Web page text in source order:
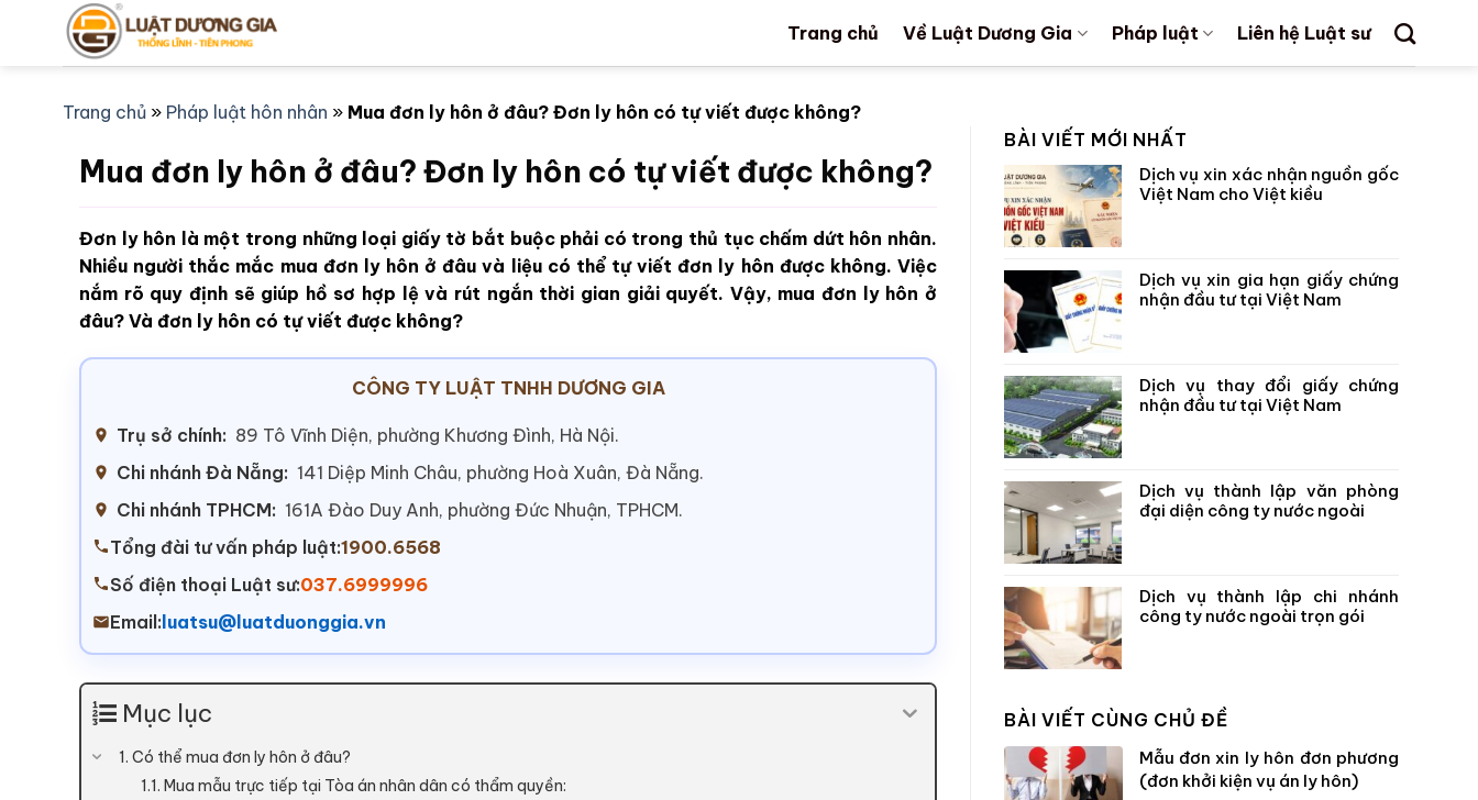
Trang chủ Về Luật Dương Gia Pháp luật Liên hệ Luật sư
Trang chủ » Pháp luật hôn nhân » Mua đơn ly hôn ở đâu? Đơn ly hôn có tự viết được không?
Mua đơn ly hôn ở đâu? Đơn ly hôn có tự viết được không?
Đơn ly hôn là một trong những loại giấy tờ bắt buộc phải có trong thủ tục chấm dứt hôn nhân.
Nhiều người thắc mắc mua đơn ly hôn ở đâu và liệu có thể tự viết đơn ly hôn được không. Việc
nắm rõ quy định sẽ giúp hồ sơ hợp lệ và rút ngắn thời gian giải quyết. Vậy, mua đơn ly hôn ở
đâu? Và đơn ly hôn có tự viết được không?
CÔNG TY LUẬT TNHH DƯƠNG GIA
Trụ sở chính: 89 Tô Vĩnh Diện, phường Khương Đình, Hà Nội.
Chi nhánh Đà Nẵng: 141 Diệp Minh Châu, phường Hoà Xuân, Đà Nẵng.
Chi nhánh TPHCM: 161A Đào Duy Anh, phường Đức Nhuận, TPHCM.
Tổng đài tư vấn pháp luật:1900.6568
Số điện thoại Luật sư:037.6999996
Email: luatsu@luatduonggia.vn
Mục lục
1. Có thể mua đơn ly hôn ở đâu?
1.1. Mua mẫu trực tiếp tại Tòa án nhân dân có thẩm quyền:
BÀI VIẾT MỚI NHẤT
Dịch vụ xin xác nhận nguồn gốc
Việt Nam cho Việt kiều
Dịch vụ xin gia hạn giấy chứng
nhận đầu tư tại Việt Nam
Dịch vụ thay đổi giấy chứng
nhận đầu tư tại Việt Nam
Dịch vụ thành lập văn phòng
đại diện công ty nước ngoài
Dịch vụ thành lập chi nhánh
công ty nước ngoài trọn gói
BÀI VIẾT CÙNG CHỦ ĐỀ
Mẫu đơn xin ly hôn đơn phương
(đơn khởi kiện vụ án ly hôn)